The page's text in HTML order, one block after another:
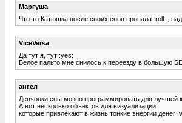
Маргуша
Что-то Катюшка после своих снов пропала :roll: ,
ViceVersa
Да тут я, тут :yes:
Белое пальто мне снилось к переезду в большую
ангел
Девчонки сны мозно программировать для лучшей
А вот несколько объектов для визуализации
которые привлекают в жизнь тонкие энергии денег